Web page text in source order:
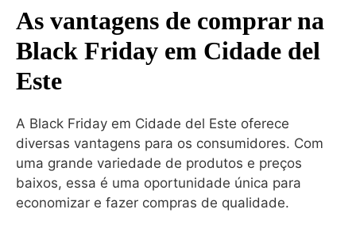
As vantagens de comprar na
Black Friday em Cidade del
Este
A Black Friday em Cidade del Este oferece
diversas vantagens para os consumidores. Com
uma grande variedade de produtos e preços
baixos, essa é uma oportunidade única para
economizar e fazer compras de qualidade.